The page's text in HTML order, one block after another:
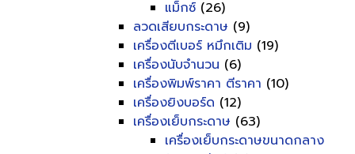
แม็กซ์ (26)
ลวดเสียบกระดาษ (9)
เครื่องตีเบอร์ หมึกเติม (19)
เครื่องนับจำนวน (6)
เครื่องพิมพ์ราคา ตีราคา (10)
เครื่องยิงบอร์ด (12)
เครื่องเย็บกระดาษ (63)
เครื่องเย็บกระดาษขนาดกลาง